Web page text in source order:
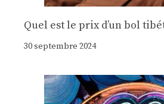
Quel est le prix d’un bol
30 septembre 2024